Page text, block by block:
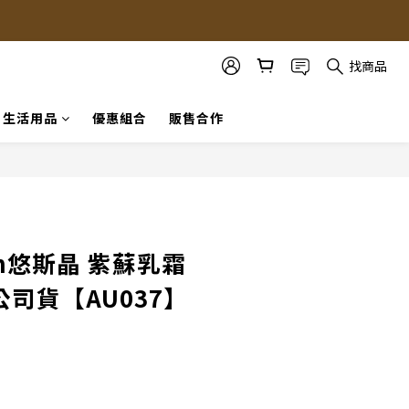
找商品
生活用品 優惠組合 販售合作
斯晶 紫蘇乳霜
貨【AU037】